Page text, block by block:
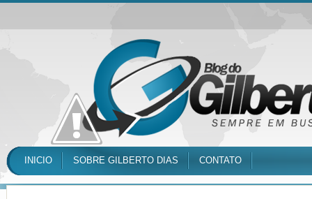
INICIO SOBRE GILBERTO DIAS CONTATO